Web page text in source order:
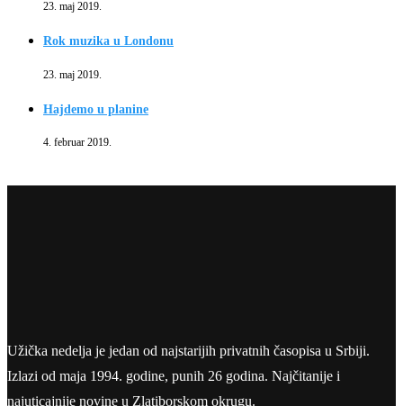
23. maj 2019.
Rok muzika u Londonu
23. maj 2019.
Hajdemo u planine
4. februar 2019.
Užička nedelja je jedan od najstarijih privatnih časopisa u Srbiji.
Izlazi od maja 1994. godine, punih 26 godina. Najčitanije i
najuticajnije novine u Zlatiborskom okrugu.